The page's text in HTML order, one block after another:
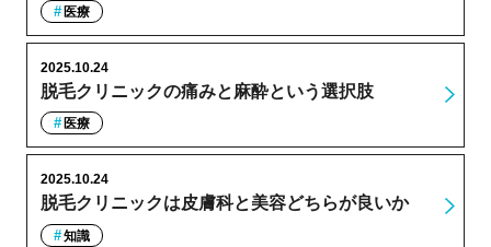
医療
脱毛クリニックの痛みと麻酔という選択肢
2025.10.24
医療
脱毛クリニックは皮膚科と美容どちらが良いか
2025.10.24
知識